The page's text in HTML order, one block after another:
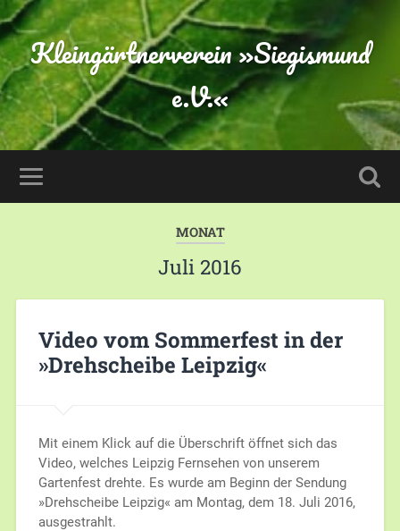
Kleingärtnerverein »Siegismund
e.V.«
MONAT
Juli 2016
Video vom Sommerfest in der
»Drehscheibe Leipzig«
Mit einem Klick auf die Überschrift öffnet sich das
Video, welches Leipzig Fernsehen von unserem
Gartenfest drehte. Es wurde am Beginn der Sendung
»Drehscheibe Leipzig« am Montag, dem 18. Juli 2016,
ausgestrahlt.